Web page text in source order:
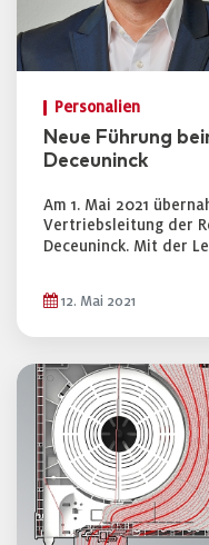
Personalien
Neue Führung
Deceuninck
Am 1. Mai 2021
Vertriebsleitung der
Deceuninck. Mit der
12. Mai 2021